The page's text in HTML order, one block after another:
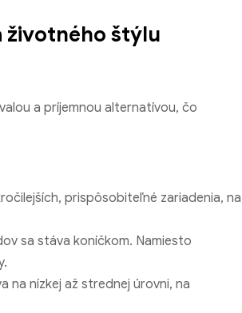
životného štýlu
a príjemnou alternatívou, čo
prispôsobiteľné zariadenia, na
sa stáva koníčkom. Namiesto
na nízkej až strednej úrovni, na